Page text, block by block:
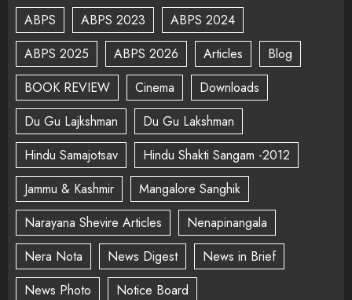
ABPS ABPS 2023
ABPS 2024
ABPS 2025
ABPS 2026 Articles
Blog
BOOK REVIEW
Cinema
Downloads
Du Gu Lajkshman
Du Gu Lakshman
Hindu Samajotsav
Hindu Shakti Sangam -2012
Jammu & Kashmir
Mangalore Sanghik
Narayana Shevire Articles
Nenapinangala
Nera Nota
News Digest
News in Brief
News Photo
Notice Board